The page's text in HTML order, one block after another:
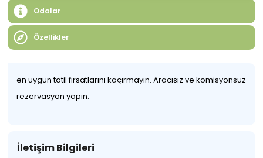
Odalar
Özellikler
en uygun tatil fırsatlarını kaçırmayın. Aracısız ve komisyonsuz
rezervasyon yapın.
İletişim Bilgileri